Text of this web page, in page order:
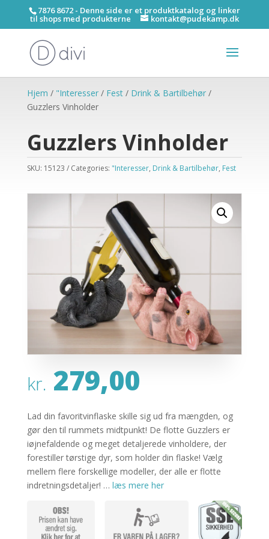
7876 8672 - Denne side er et produktkatalog og linker
til shops med produkterne kontakt@pudekamp.dk
Hjem / "Interesser/ Fest/ Drink & Bartilbehør/
Guzzlers Vinholder
Guzzlers Vinholder
SKU: 15123 Categories: "Interesser, Drink & Bartilbehør, Fest
kr. 279,00
Lad din favoritvinflaske skille sig ud fra mængden, og
gør den til rummets midtpunkt! De flotte Guzzlers er
iøjnefaldende og meget detaljerede vinholdere, der
forestiller tørstige dyr, som holder din flaske! Vælg
mellem flere forskellige modeller, der alle er flotte
indretningsdetaljer! … læs mere her